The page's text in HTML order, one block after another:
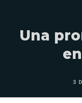
Una
3